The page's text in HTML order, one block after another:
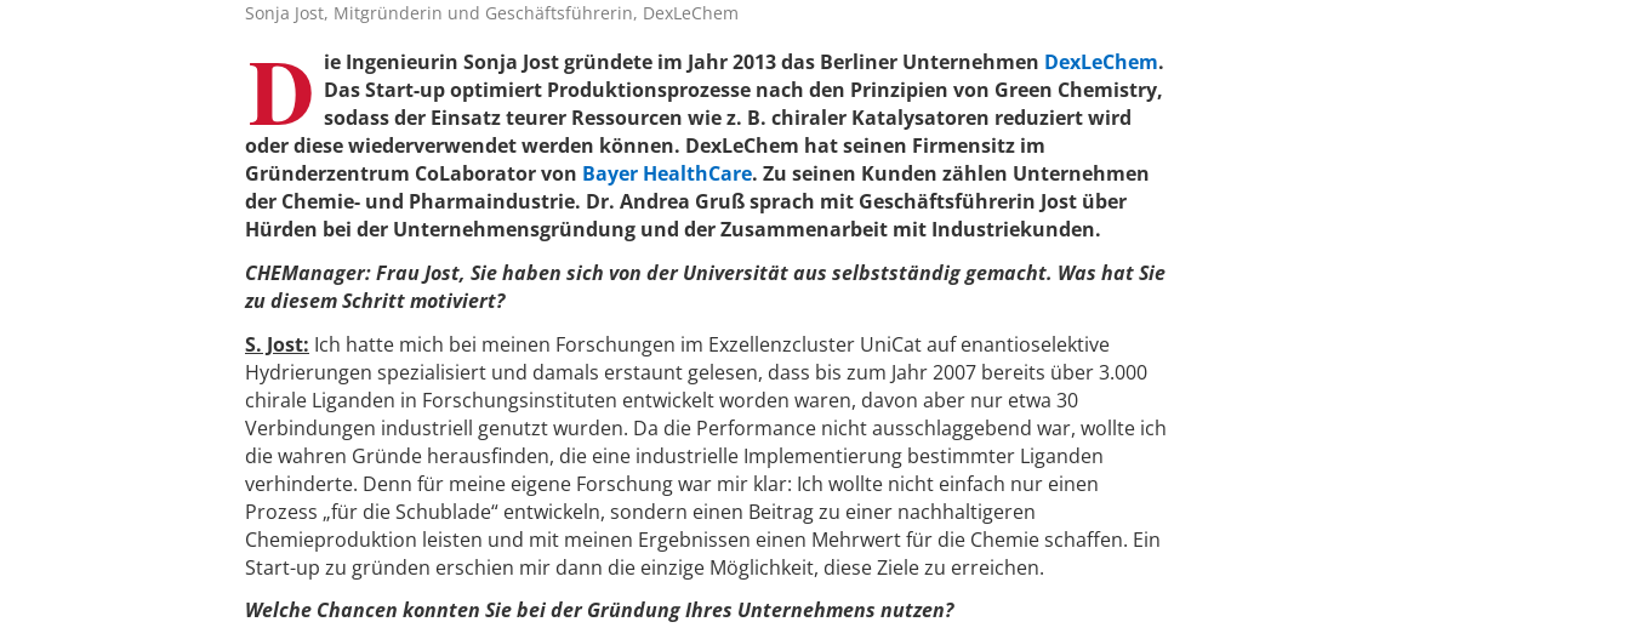
Sonja Jost, Mitgründerin und Geschäftsführerin, DexLeChem
D ie Ingenieurin Sonja Jost gründete im Jahr 2013 das Berliner Unternehmen DexLeChem.
Das Start-up optimiert Produktionsprozesse nach den Prinzipien von Green Chemistry,
sodass der Einsatz teurer Ressourcen wie z. B. chiraler Katalysatoren reduziert wird
oder diese wiederverwendet werden können. DexLeChem hat seinen Firmensitz im
Gründerzentrum CoLaborator von Bayer HealthCare. Zu seinen Kunden zählen Unternehmen
der Chemie- und Pharmaindustrie. Dr. Andrea Gruß sprach mit Geschäftsführerin Jost über
Hürden bei der Unternehmensgründung und der Zusammenarbeit mit Industriekunden.
CHEManager: Frau Jost, Sie haben sich von der Universität aus selbstständig gemacht. Was hat Sie
zu diesem Schritt motiviert?
S. Jost: Ich hatte mich bei meinen Forschungen im Exzellenzcluster UniCat auf enantioselektive
Hydrierungen spezialisiert und damals erstaunt gelesen, dass bis zum Jahr 2007 bereits über 3.000
chirale Liganden in Forschungsinstituten entwickelt worden waren, davon aber nur etwa 30
Verbindungen industriell genutzt wurden. Da die Performance nicht ausschlaggebend war, wollte ich
die wahren Gründe herausfinden, die eine industrielle Implementierung bestimmter Liganden
verhinderte. Denn für meine eigene Forschung war mir klar: Ich wollte nicht einfach nur einen
Prozess „für die Schublade“ entwickeln, sondern einen Beitrag zu einer nachhaltigeren
Chemieproduktion leisten und mit meinen Ergebnissen einen Mehrwert für die Chemie schaffen. Ein
Start-up zu gründen erschien mir dann die einzige Möglichkeit, diese Ziele zu erreichen.
Welche Chancen konnten Sie bei der Gründung Ihres Unternehmens nutzen?